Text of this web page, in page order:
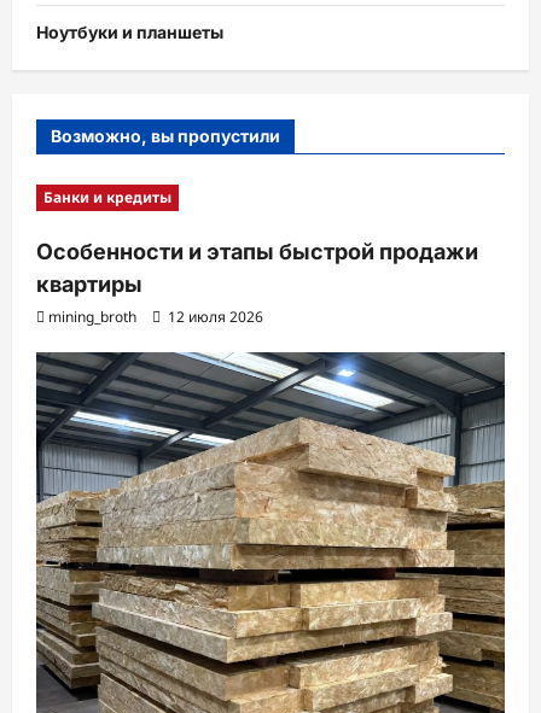
Ноутбуки и планшеты
Возможно, вы пропустили
Банки и кредиты
Особенности и этапы быстрой продажи
квартиры
mining_broth 12 июля 2026